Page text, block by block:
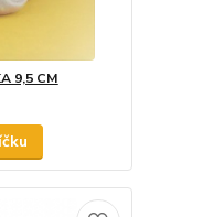
9,5 CM